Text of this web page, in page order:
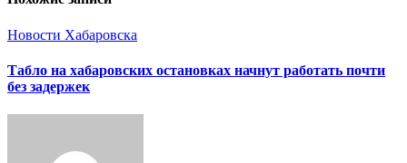
Новости Хабаровска
Табло на хабаровских остановках начнут работать почти
без задержек